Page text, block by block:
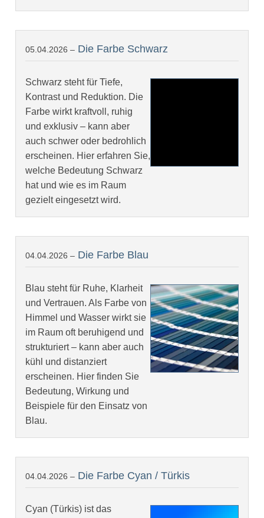
05.04.2026 – Die Farbe Schwarz
Schwarz steht für Tiefe,
Kontrast und Reduktion. Die
Farbe wirkt kraftvoll, ruhig
und exklusiv – kann aber
auch schwer oder bedrohlich
erscheinen. Hier erfahren Sie,
welche Bedeutung Schwarz
hat und wie es im Raum
gezielt eingesetzt wird.
04.04.2026 – Die Farbe Blau
Blau steht für Ruhe, Klarheit
und Vertrauen. Als Farbe von
Himmel und Wasser wirkt sie
im Raum oft beruhigend und
strukturiert – kann aber auch
kühl und distanziert
erscheinen. Hier finden Sie
Bedeutung, Wirkung und
Beispiele für den Einsatz von
Blau.
04.04.2026 – Die Farbe Cyan / Türkis
Cyan (Türkis) ist das